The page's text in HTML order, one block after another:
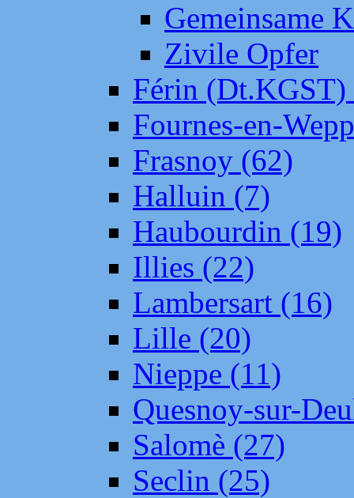
Gemeinsame
Zivile Opfer
Férin (Dt.KGST)
Fournes-en-
Frasnoy (62)
Halluin (7)
Haubourdin (19)
Illies (22)
Lambersart (16)
Lille (20)
Nieppe (11)
Quesnoy-sur-
Salomè (27)
Seclin (25)